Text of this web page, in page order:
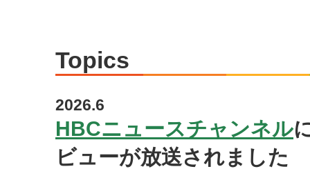
Topics
2026.6
HBCニュースチャンネル
ビューが放送されました